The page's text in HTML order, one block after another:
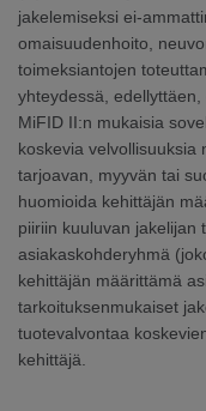
jakelemiseksi ei-
omaisuudenhoito,
toimeksiantojen
yhteydessä,
MiFID II:n mukaisia
koskevia velvollisuuksia
tarjoavan, myyvän tai
huomioida kehittäjän
piiriin kuuluvan jakelijan
asiakaskohderyhmä
kehittäjän määrittämä
tarkoituksenmukaiset
tuotevalvontaa
kehittäjä.